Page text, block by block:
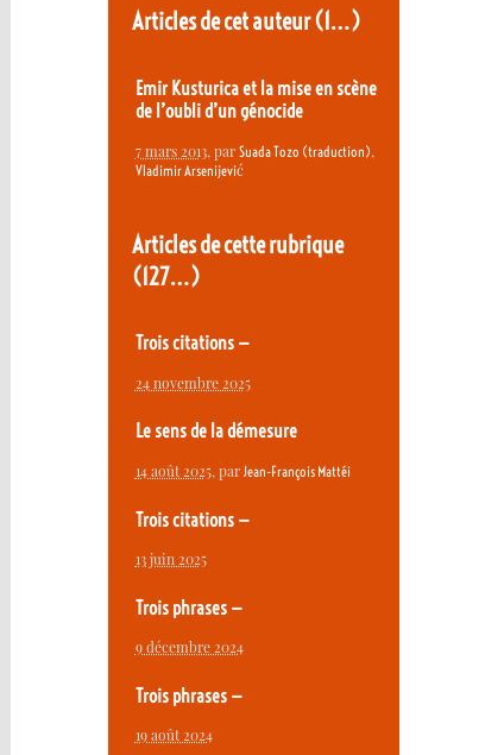
Articles de cet auteur(1…)
Emir Kusturica et la mise en scène
de l’oubli d’un génocide
7 mars 2013, par Suada Tozo (traduction),
Vladimir Arsenijević
Articles de cette rubrique
(127…)
Trois citations —
24 novembre 2025
Le sens de la démesure
14 août 2025, par Jean-François Mattéi
Trois citations —
13 juin 2025
Trois phrases —
9 décembre 2024
Trois phrases —
19 août 2024